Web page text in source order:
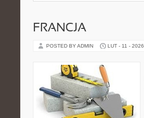
FRANCJA
POSTED BY ADMIN LUT - 11 - 2026